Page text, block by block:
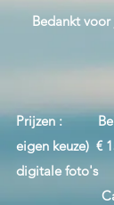
Bedankt voor
Prijzen :
eigen keuze) €
digitale foto's